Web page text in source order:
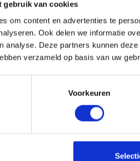
gebruik van cookies
om content en advertenties te
Ook delen we informatie
analyse. Deze partners kunnen
verzameld op basis van uw
Voorkeuren